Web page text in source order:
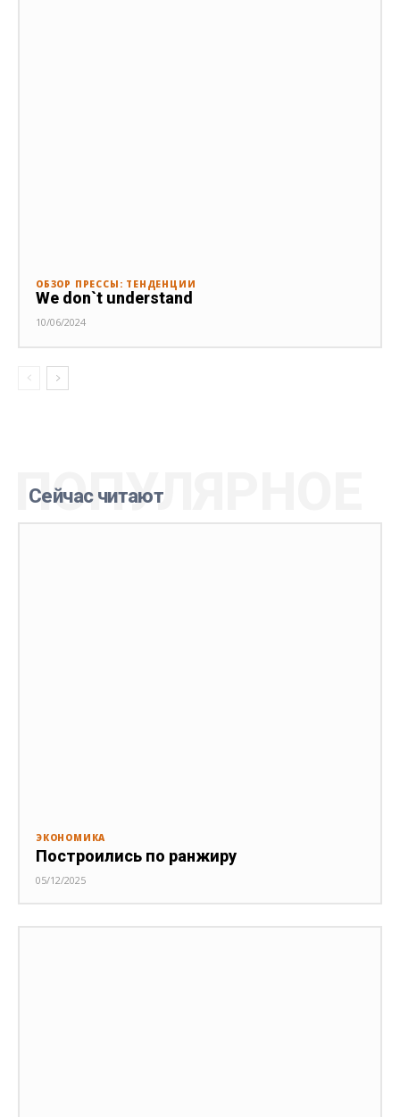
ОБЗОР ПРЕССЫ: ТЕНДЕНЦИИ
We don`t understand
10/06/2024
Сейчас читают
ПОПУЛЯРНОЕ
ЭКОНОМИКА
Построились по ранжиру
05/12/2025